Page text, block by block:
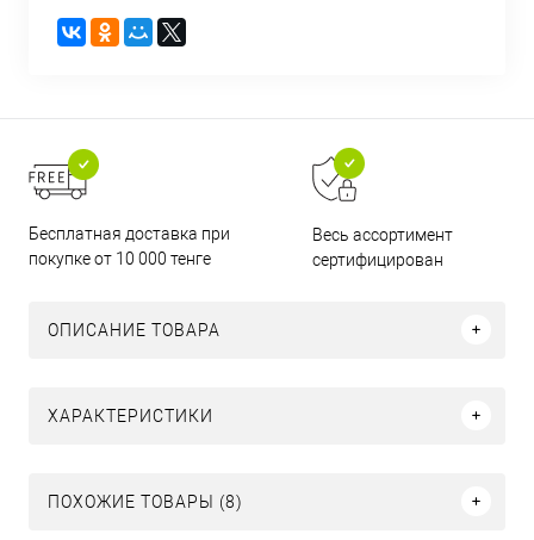
Бесплатная доставка при
покупке от 10 000 тенге
Весь ассортимент
сертифицирован
ОПИСАНИЕ ТОВАРА
ХАРАКТЕРИСТИКИ
ПОХОЖИЕ ТОВАРЫ (8)